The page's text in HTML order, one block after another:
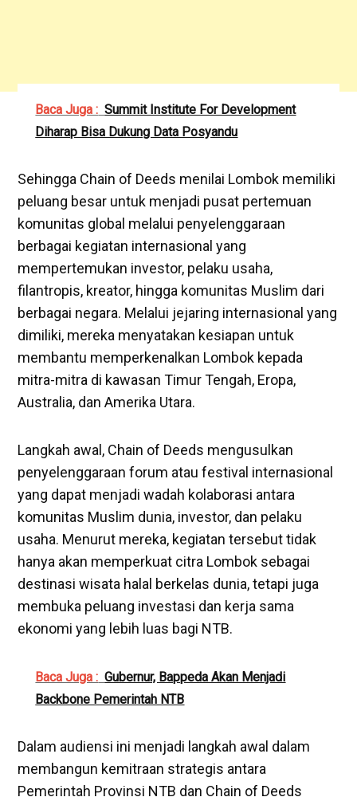
Baca Juga : Summit Institute For Development
Diharap Bisa Dukung Data Posyandu
Sehingga Chain of Deeds menilai Lombok memiliki
peluang besar untuk menjadi pusat pertemuan
komunitas global melalui penyelenggaraan
berbagai kegiatan internasional yang
mempertemukan investor, pelaku usaha,
filantropis, kreator, hingga komunitas Muslim dari
berbagai negara. Melalui jejaring internasional yang
dimiliki, mereka menyatakan kesiapan untuk
membantu memperkenalkan Lombok kepada
mitra-mitra di kawasan Timur Tengah, Eropa,
Australia, dan Amerika Utara.
Langkah awal, Chain of Deeds mengusulkan
penyelenggaraan forum atau festival internasional
yang dapat menjadi wadah kolaborasi antara
komunitas Muslim dunia, investor, dan pelaku
usaha. Menurut mereka, kegiatan tersebut tidak
hanya akan memperkuat citra Lombok sebagai
destinasi wisata halal berkelas dunia, tetapi juga
membuka peluang investasi dan kerja sama
ekonomi yang lebih luas bagi NTB.
Baca Juga : Gubernur, Bappeda Akan Menjadi
Backbone Pemerintah NTB
Dalam audiensi ini menjadi langkah awal dalam
membangun kemitraan strategis antara
Pemerintah Provinsi NTB dan Chain of Deeds